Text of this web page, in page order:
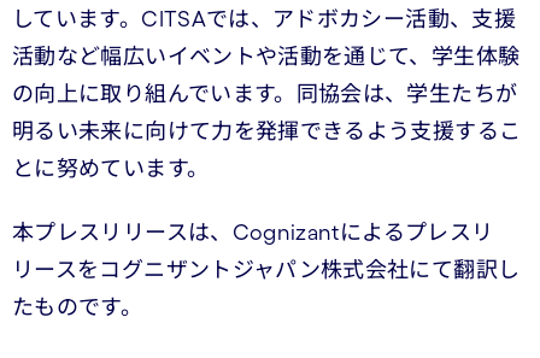
しています。CITSAでは、アドボカシー活動、支援
活動など幅広いイベントや活動を通じて、学生体験
の向上に取り組んでいます。同協会は、学生たちが
明るい未来に向けて力を発揮できるよう支援するこ
とに努めています。
本プレスリリースは、Cognizantによるプレスリ
リースをコグニザントジャパン株式会社にて翻訳し
たものです。